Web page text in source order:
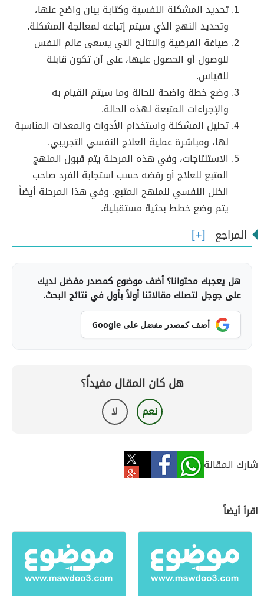
تحديد المشكلة النفسية وكتابة بيان واضح عنها،
وتحديد النهج الذي سيتم إتباعه لمعالجة المشكلة.
صياغة الفرضية والنتائج التي يسعى عالم النفس
للوصول أو الحصول عليها، على أن تكون قابلة
للقياس.
وضع خطة واضحة للحالة وما سيتم القيام به
والإجراءات المتبعة لهذه الحالة.
تحليل المشكلة واستخدام الأدوات والمعدات المناسبة
لها، ومباشرة عملية العلاج النفسي التجريبي.
الاستنتاجات، وفي هذه المرحلة يتم قبول المنهج
المتبع للعلاج أو رفضه حسب استجابة الفرد صاحب
الخلل النفسي للمنهج المتبع. وفي هذا المرحلة أيضاً
يتم وضع خطط بحثية مستقبلية.
المراجع
هل يعجبك محتوانا؟ أضف موضوع كمصدر مفضل لديك
على جوجل لتصلك مقالاتنا أولاً بأول في نتائج البحث.
أضف كمصدر مفضل على Google
هل كان المقال مفيداً؟
نعم لا
شارك المقالة
اقرأ أيضاً